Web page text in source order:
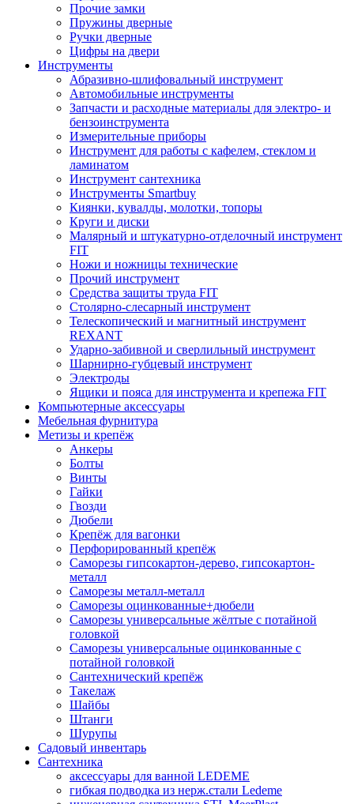
Прочие замки
Пружины дверные
Ручки дверные
Цифры на двери
Инструменты
Абразивно-шлифовальный инструмент
Автомобильные инструменты
Запчасти и расходные материалы для электро- и
бензоинструмента
Измерительные приборы
Инструмент для работы с кафелем, стеклом и
ламинатом
Инструмент сантехника
Инструменты Smartbuy
Киянки, кувалды, молотки, топоры
Круги и диски
Малярный и штукатурно-отделочный инструмент
FIT
Ножи и ножницы технические
Прочий инструмент
Средства защиты труда FIT
Столярно-слесарный инструмент
Телескопический и магнитный инструмент
REXANT
Ударно-забивной и сверлильный инструмент
Шарнирно-губцевый инструмент
Электроды
Ящики и пояса для инструмента и крепежа FIT
Компьютерные аксессуары
Мебельная фурнитура
Метизы и крепёж
Анкеры
Болты
Винты
Гайки
Гвозди
Дюбели
Крепёж для вагонки
Перфорированный крепёж
Саморезы гипсокартон-дерево, гипсокартон-
металл
Саморезы металл-металл
Саморезы оцинкованные+дюбели
Саморезы универсальные жёлтые с потайной
головкой
Саморезы универсальные оцинкованные с
потайной головкой
Сантехнический крепёж
Такелаж
Шайбы
Штанги
Шурупы
Садовый инвентарь
Сантехника
аксессуары для ванной LEDEME
гибкая подводка из нерж.стали Ledeme